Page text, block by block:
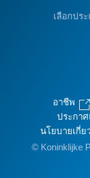
เลือกปร
อาชีพ
ประกา
นโยบายเกี่
© Koninklijke